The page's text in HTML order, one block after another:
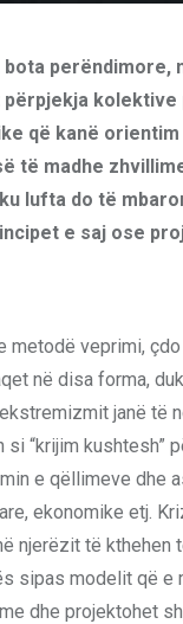
bota
që kanë
të madhe
lufta do të
e saj ose
veprimi,
në disa forma,
janë të
“krijim kushtesh”
e qëllimeve dhe
ekonomike etj.
njerëzit të
sipas modelit që e
dhe projektohet